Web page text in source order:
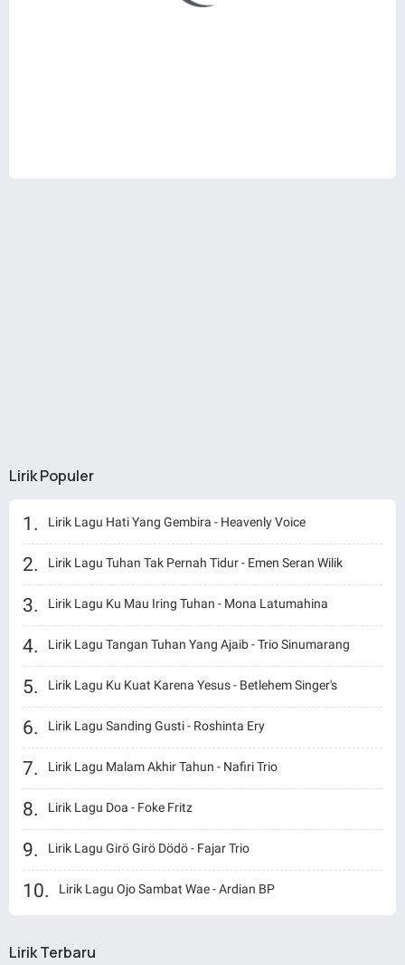
Lirik Populer
Lirik Lagu Hati Yang Gembira - Heavenly Voice
Lirik Lagu Tuhan Tak Pernah Tidur - Emen Seran Wilik
Lirik Lagu Ku Mau Iring Tuhan - Mona Latumahina
Lirik Lagu Tangan Tuhan Yang Ajaib - Trio Sinumarang
Lirik Lagu Ku Kuat Karena Yesus - Betlehem Singer's
Lirik Lagu Sanding Gusti - Roshinta Ery
Lirik Lagu Malam Akhir Tahun - Nafiri Trio
Lirik Lagu Doa - Foke Fritz
Lirik Lagu Girö Girö Dödö - Fajar Trio
Lirik Lagu Ojo Sambat Wae - Ardian BP
Lirik Terbaru